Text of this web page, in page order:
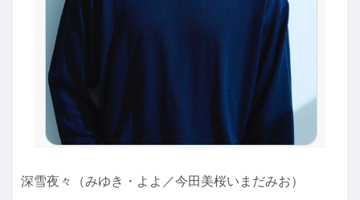
深雪夜々（みゆき・よよ／今田美桜いまだみお）